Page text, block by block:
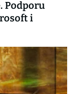
Podporu
i